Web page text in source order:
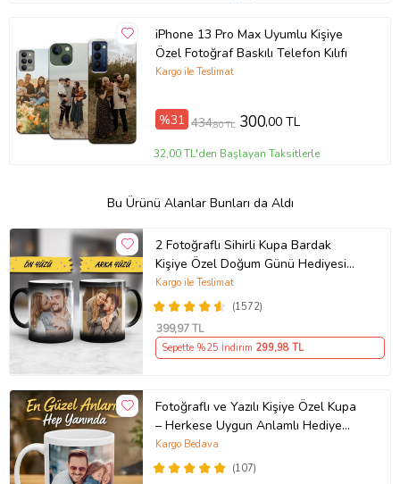
iPhone 13 Pro Max Uyumlu Kişiye
Özel Fotoğraf Baskılı Telefon Kılıfı
Kargo ile Teslimat
%31 434,80 TL 300,00 TL
32,00 TL'den Başlayan Taksitlerle
Bu Ürünü Alanlar Bunları da Aldı
2 Fotoğraflı Sihirli Kupa Bardak
Kişiye Özel Doğum Günü Hediyesi
Sevgiliye Hediye Anneye Babaya
Ablaya Abiye Kız Erkek Kardeşe
Arkadaşa Resimli Günü Yıl Dönümü
Hediyesi
(1572)
Kargo ile Teslimat
399,97 TL
Sepette %25 İndirim 299,98 TL
Fotoğraflı ve Yazılı Kişiye Özel Kupa
– Herkese Uygun Anlamlı Hediye
Porselen Baskılı Kupa (Beyaz)
(107)
Kargo Bedava